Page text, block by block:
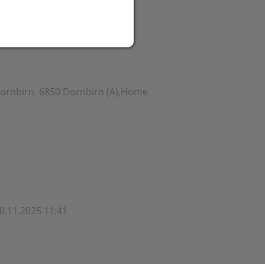
6850 Dornbirn (A),Home
11:41